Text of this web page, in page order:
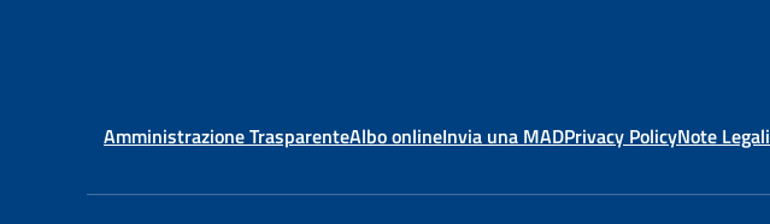
Amministrazione TrasparenteAlbo onlineInvia una MADPrivacy PolicyNote Legali